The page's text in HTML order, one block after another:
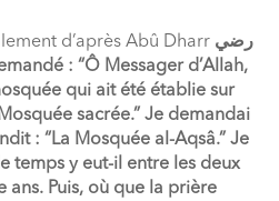
d’après Abû Dharr رضي
: “Ô Messager d’Allah,
qui ait été établie sur
sacrée.” Je demandai
: “La Mosquée al-Aqsâ.” Je
temps y eut-il entre les deux
ans. Puis, où que la prière